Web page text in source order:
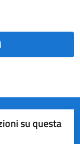
su questa